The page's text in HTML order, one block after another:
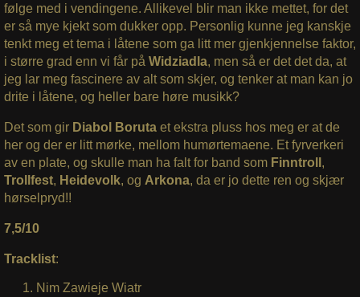
følge med i vendingene. Allikevel blir man ikke mettet, for det
er så mye kjekt som dukker opp. Personlig kunne jeg kanskje
tenkt meg et tema i låtene som ga litt mer gjenkjennelse faktor,
i større grad enn vi får på Widziadla, men så er det det da, at
jeg lar meg fascinere av alt som skjer, og tenker at man kan jo
drite i låtene, og heller bare høre musikk?
Det som gir Diabol Borutaet ekstra pluss hos meg er at de
her og der er litt mørke, mellom humørtemaene. Et fyrverkeri
av en plate, og skulle man ha falt for band som Finntroll ,
Trollfest, Heidevolk, og Arkona, da er jo dette ren og skjær
hørselpryd!!
7,5/10
Tracklist:
Nim Zawieje Wiatr